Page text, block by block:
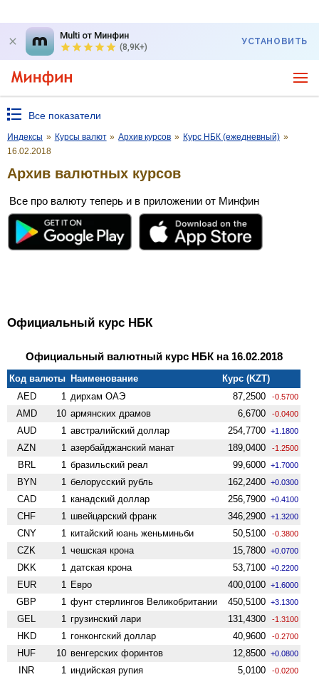
Multi от Минфин
(8,9K+)
УСТАНОВИТЬ
Все показатели
Индексы » Курсы валют » Архив курсов » Курс НБК (ежедневный) »
16.02.2018
Архив валютных курсов
Все про валюту теперь и в приложении от Минфин
Официальный курс НБК
Официальный валютный курс НБК на 16.02.2018
Код валюты Наименование
Курс (KZT)
AED
1 дирхам ОАЭ 87,2500 -0.5700
AMD 10 армянских драмов 6,6700 -0.0400
AUD 1 австралийский доллар 254,7700 +1.1800
AZN 1 азербайджанский манат 189,0400 -1.2500
BRL 1 бразильский реал 99,6000 +1.7000
BYN 1 белорусский рубль 162,2400 +0.0300
CAD 1 канадский доллар 256,7900 +0.4100
CHF 1 швейцарский франк 346,2900 +1.3200
CNY 1 китайский юань женьминьби 50,5100 -0.3800
CZK 1 чешская крона 15,7800 +0.0700
DKK 1 датская крона 53,7100 +0.2200
EUR 1 Евро 400,0100 +1.6000
GBP 1 фунт стерлингов Велико­британии 450,5100 +3.1300
GEL 1 грузинский лари 131,4300 -1.3100
HKD 1 гонконгский доллар 40,9600 -0.2700
HUF 10 венгерских форинтов 12,8500 +0.0800
INR 1 индийская рупия 5,0100 -0.0200